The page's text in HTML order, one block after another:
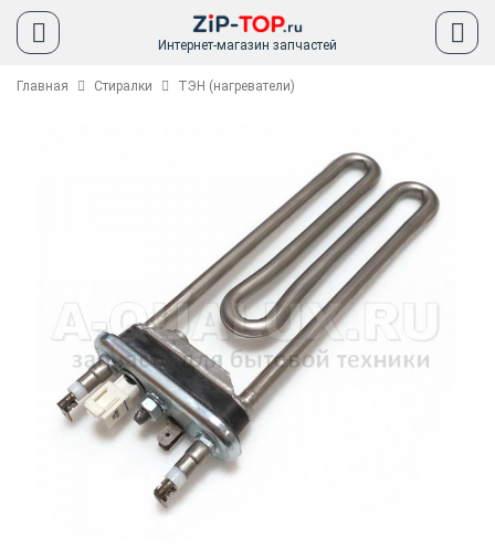
Интернет-магазин запчастей
Главная Стиралки ТЭН (нагреватели)